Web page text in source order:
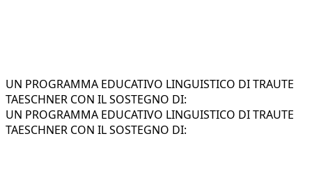
UN PROGRAMMA EDUCATIVO LINGUISTICO DI TRAUTE
TAESCHNER CON IL SOSTEGNO DI:
UN PROGRAMMA EDUCATIVO LINGUISTICO DI TRAUTE
TAESCHNER CON IL SOSTEGNO DI: